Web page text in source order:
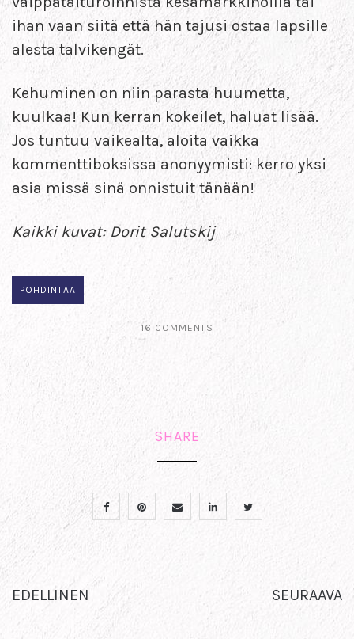
ihan vaan siitä että hän tajusi ostaa lapsille
alesta talvikengät.
Kehuminen on niin parasta huumetta,
kuulkaa! Kun kerran kokeilet, haluat lisää.
Jos tuntuu vaikealta, aloita vaikka
kommenttiboksissa anonyymisti: kerro yksi
asia missä sinä onnistuit tänään!
Kaikki kuvat: Dorit Salutskij
POHDINTAA
16 COMMENTS
SHARE
EDELLINEN SEURAAVA